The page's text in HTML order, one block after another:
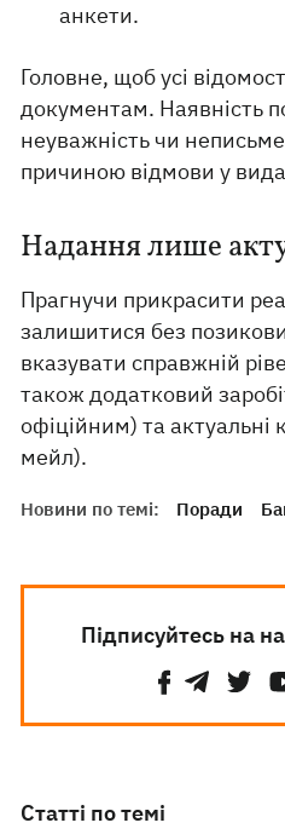
анкети.
Головне, щоб усі
документам. Наявність
неуважність чи
причиною відмови у
Надання лише
Прагнучи прикрасити
залишитися без
вказувати справжній
також додатковий
офіційним) та
мейл).
Новини по темі: Поради
Підписуйтесь на
Статті по темі